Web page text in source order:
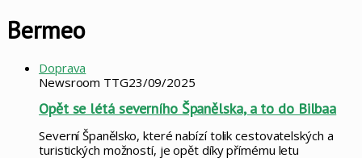
Bermeo
Doprava
Newsroom TTG23/09/2025
Opět se létá severního Španělska, a to do Bilbaa
Severní Španělsko, které nabízí tolik cestovatelských a
turistických možností, je opět díky přímému letu